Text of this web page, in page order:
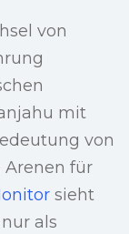
von
mit
von
Arenen für
sieht
als